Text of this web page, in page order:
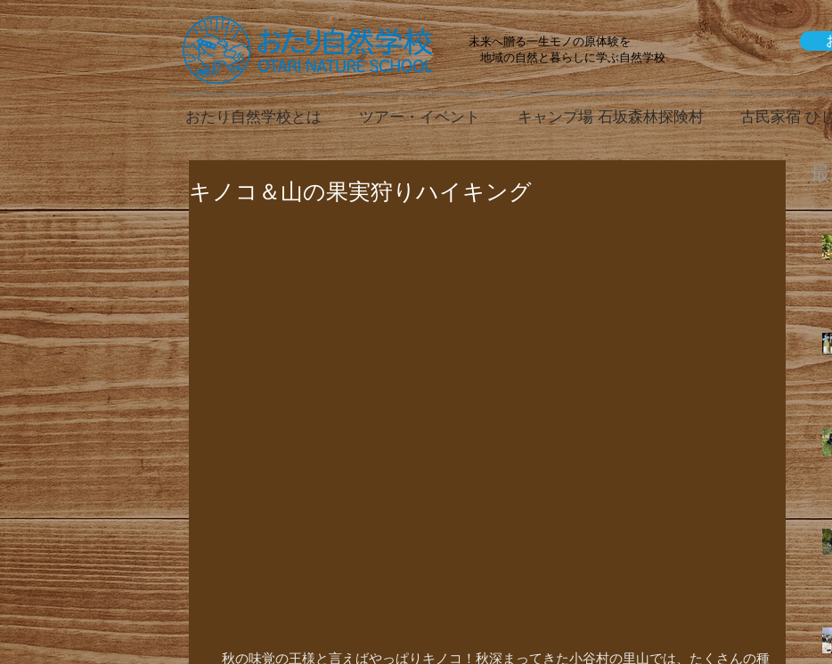
未来へ贈る一生モノの原体験を
地域の自然と暮らしに学ぶ自然学校
おたり自然学校とは ツアー・イベント キャンプ場 石坂森林探険村 古民家宿 ひ
キノコ＆山の果実狩りハイキング